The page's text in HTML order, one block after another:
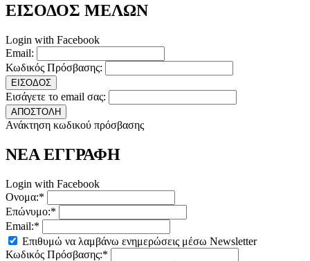
ΕΙΣΟΔΟΣ ΜΕΛΩΝ
Login with Facebook
Email:
Κωδικός Πρόσβασης:
ΕΙΣΟΔΟΣ
Εισάγετε το email σας:
ΑΠΟΣΤΟΛΗ
Ανάκτηση κωδικού πρόσβασης
ΝΕΑ ΕΓΓΡΑΦΗ
Login with Facebook
Ονομα:*
Επώνυμο:*
Email:*
Επιθυμώ να λαμβάνω ενημερώσεις μέσω Newsletter
Κωδικός Πρόσβασης:*